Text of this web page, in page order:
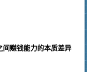
间赚钱能力的本质差异